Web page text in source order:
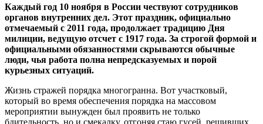
Каждый год 10 ноября в России чествуют сотрудников
органов внутренних дел. Этот праздник, официально
отмечаемый с 2011 года, продолжает традицию Дня
милиции, ведущую отсчет с 1917 года. За строгой формой и
официальными обязанностями скрываются обычные
люди, чья работа полна непредсказуемых и порой
курьезных ситуаций.
Жизнь стражей порядка многогранна. Вот участковый,
который во время обеспечения порядка на массовом
мероприятии вынужден был проявить не только
бдительность, но и смекалку, отгоняя стаю гусей, решивших